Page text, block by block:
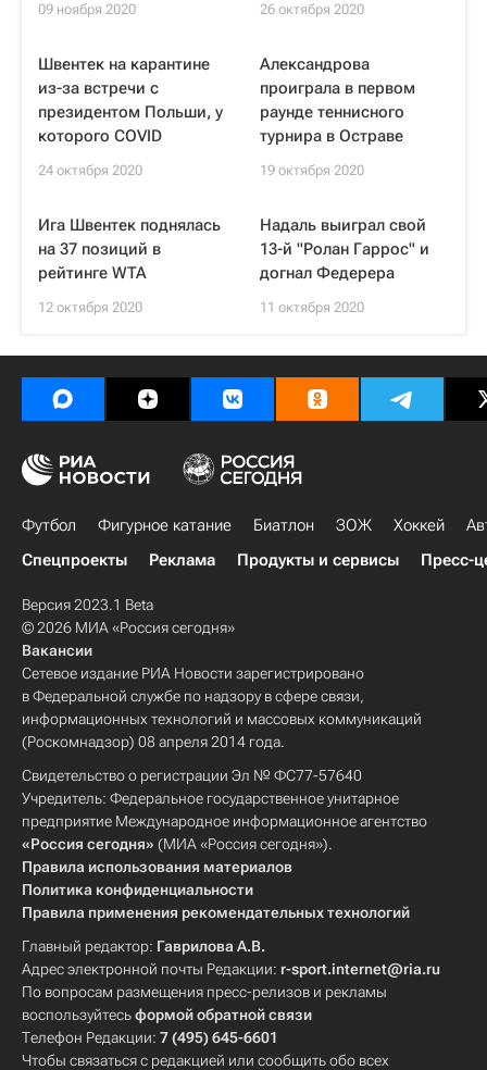
09 ноября 2020 26 октября 2020
Швентек на карантине
из-за встречи с
президентом Польши, у
которого COVID
24 октября 2020
Александрова
проиграла в первом
раунде теннисного
турнира в Остраве
19 октября 2020
Ига Швентек поднялась
на 37 позиций в
рейтинге WTA
12 октября 2020
Надаль выиграл свой
13-й "Ролан Гаррос" и
догнал Федерера
11 октября 2020
Футбол Фигурное катание Биатлон ЗОЖ Хоккей
Спецпроекты
Реклама Продукты и сервисы Пресс-
Версия 2023.1 Beta
© 2026 МИА «Россия сегодня»
Вакансии
Сетевое издание РИА Новости зарегистрировано
в Федеральной службе по надзору в сфере связи,
информационных технологий и массовых коммуникаций
(Роскомнадзор) 08 апреля 2014 года.
Свидетельство о регистрации Эл № ФС77-57640
Учредитель: Федеральное государственное унитарное
предприятие Международное информационное агентство
«Россия сегодня» (МИА «Россия сегодня»).
Правила использования материалов
Политика конфиденциальности
Правила применения рекомендательных технологий
Главный редактор: Гаврилова А.В.
Адрес электронной почты Редакции: r-sport.internet@ria.ru
По вопросам размещения пресс-релизов и рекламы
воспользуйтесьформой обратной связи
Телефон Редакции: 7 (495) 645-6601
Чтобы связаться с редакцией или сообщить обо всех